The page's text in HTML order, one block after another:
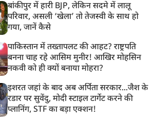
बांकीपुर में हारी BJP, लेकिन सदमे में लालू
परिवार, असली ‘खेला’ तो तेजस्वी के साथ हो
गया, जानें कैसे
पाकिस्तान में तख्तापलट की आहट? राष्ट्रपति
बनना चाह रहे आसिम मुनीर! आखिर मोहसिन
नकवी को ही क्यों बनाया मोहरा?
इशरत जहां के बाद अब अर्पिता सरकार...जैश के
रडार पर सुवेंदु, मोदी स्टाइल टार्गेट करने की
प्लानिंग, STF का बड़ा एक्शन!